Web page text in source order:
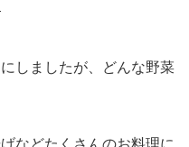
しましたが、どんな野菜
などたくさんのお料理に